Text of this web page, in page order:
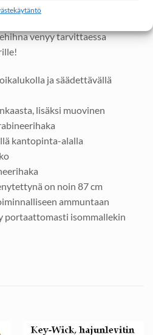
venyy tarvittaessa
ja säädettävällä
lisäksi muovinen
kantopinta-alalla
on noin 87 cm
ammuntaan
portaattomasti isommallekin